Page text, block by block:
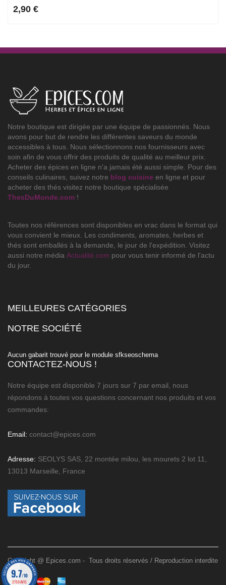
2,90 €
Notre boutique est dirigée par une équipe de passionnés. Nous
avons pour but de rendre les différentes saveurs du monde
accessibles à tous. Nous sélectionnons nos fournisseurs avec
soin afin de vous offrir des produits de qualité au meilleur prix.
Acheter des épices en ligne n'a jamais été aussi simple. Pour des
conseils culinaires, suivez notre blog cuisine en ligne et pour
acheter des thés visitez notre boutique spécialisée
ThesDuMonde.com !
Toutes nos références sont disponibles en vrac dans le format qui
vous convient le mieux. Les condiments, aromates, herbes et
thés sont emballés à la demande, le jour de l'expédition. Visitez
aussi notre média Actualité.com pour vous tenir informé de l'actu
du jour.
MEILLEURES CATÉGORIES
NOTRE SOCIÉTÉ
Aucun gabarit trouvé pour le module sfkseoschema
CONTACTEZ-NOUS !
Notre équipe est disponible 7 jours sur 7 par email, nous
répondons à toutes vos questions concernant nos produits et vos
commandes:
Email: contact@epices.com
Adresse: SEOLYS SAS, 22 montée milou, les mourets 2 lot 11,
13013 Marseille, France
Copyright @ Epices.com - Tous droits réservés / Reproduction interdite
9.7/10
2750 AVIS